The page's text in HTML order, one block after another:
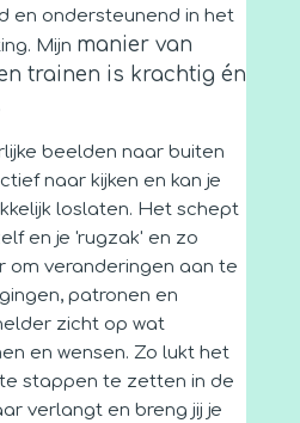
en ondersteunend in het
Mijn manier van
trainen is krachtig én
beelden naar buiten
naar kijken en kan je
loslaten. Het schept
en je 'rugzak' en zo
om veranderingen aan te
patronen en
zicht op wat
en wensen. Zo lukt het
stappen te zetten in de
verlangt en breng jij je